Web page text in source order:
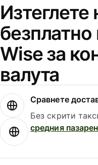
Изтеглете
Wise за
валута
Сравнете
Без скрити
средния